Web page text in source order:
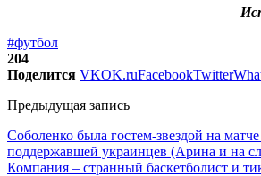
#футбол
204
Поделится VKOK.ruFacebookTwitter
Предыдущая запись
Соболенко была гостем-звездой на
поддержавшей украинцев (Арина и на
Компания – странный баскетболист и